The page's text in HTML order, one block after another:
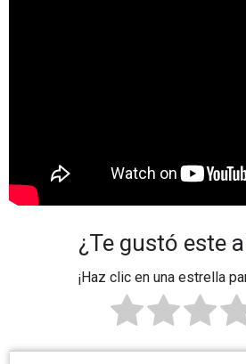
¿Te gustó este
¡Haz clic en una estrella